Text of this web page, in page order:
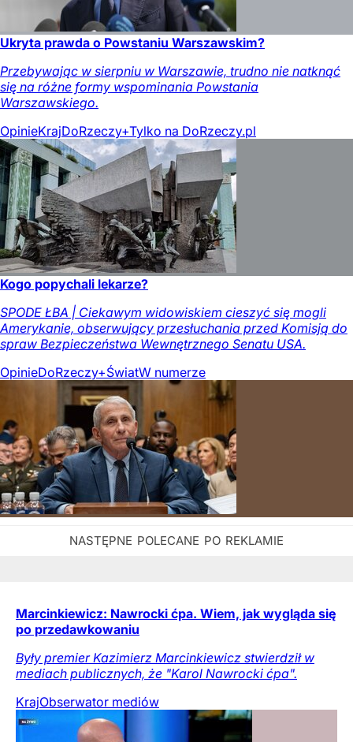
Ukryta prawda o Powstaniu Warszawskim?
Przebywając w sierpniu w Warszawie, trudno nie natknąć
się na różne formy wspominania Powstania
Warszawskiego.
OpinieKrajDoRzeczy+Tylko na DoRzeczy.pl
Kogo popychali lekarze?
SPODE ŁBA | Ciekawym widowiskiem cieszyć się mogli
Amerykanie, obserwujący przesłuchania przed Komisją do
spraw Bezpieczeństwa Wewnętrznego Senatu USA.
OpinieDoRzeczy+ŚwiatW numerze
Marcinkiewicz: Nawrocki ćpa. Wiem, jak wygląda się
po przedawkowaniu
Były premier Kazimierz Marcinkiewicz stwierdził w
mediach publicznych, że "Karol Nawrocki ćpa".
KrajObserwator mediów